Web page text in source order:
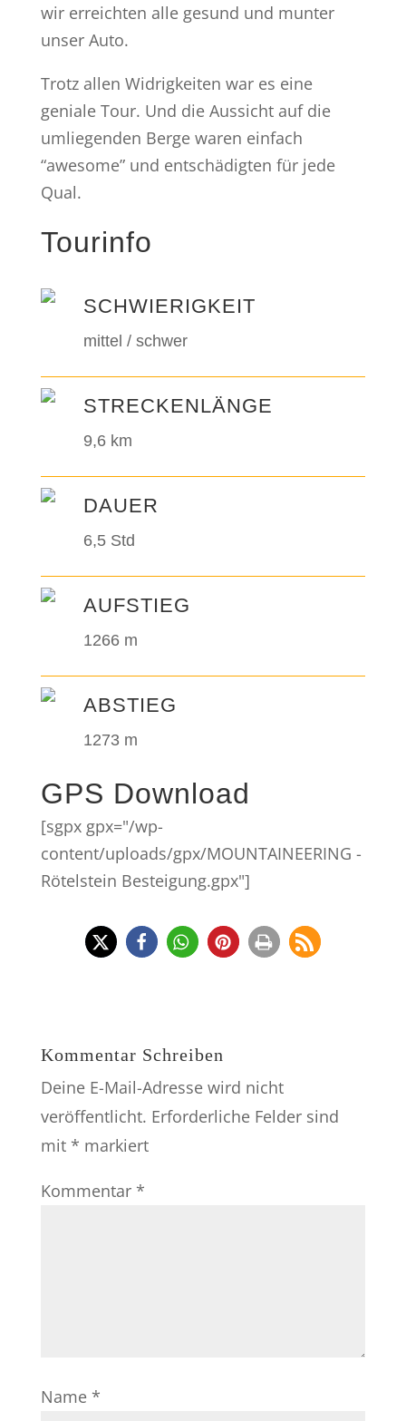
wir erreichten alle gesund und munter
unser Auto.
Trotz allen Widrigkeiten war es eine
geniale Tour. Und die Aussicht auf die
umliegenden Berge waren einfach
“awesome” und entschädigten für jede
Qual.
Tourinfo
SCHWIERIGKEIT
mittel / schwer
STRECKENLÄNGE
9,6 km
DAUER
6,5 Std
AUFSTIEG
1266 m
ABSTIEG
1273 m
GPS Download
[sgpx gpx="/wp-
content/uploads/gpx/MOUNTAINEERING -
Rötelstein Besteigung.gpx"]
Kommentar Schreiben
Deine E-Mail-Adresse wird nicht
veröffentlicht. Erforderliche Felder sind
mit * markiert
Kommentar *
Name *